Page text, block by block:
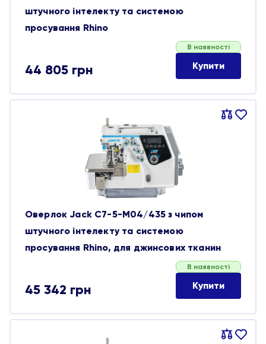
штучного інтелекту та системою
просування Rhino
44 805 грн
В наявності
Купити
Порівняти
В
Оверлок Jack C7-5-M04/435 з чипом
штучного інтелекту та системою
просування Rhino, для джинсових тканин
45 342 грн
В наявності
Купити
Порівняти
В